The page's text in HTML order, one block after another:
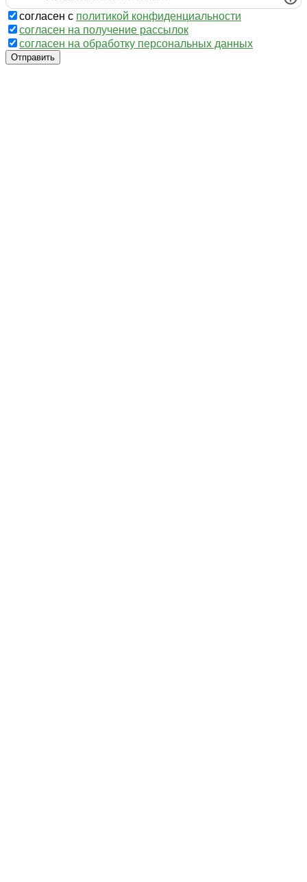
согласен с политикой конфиденциальности
согласен на получение рассылок
согласен на обработку персональных данных
Отправить